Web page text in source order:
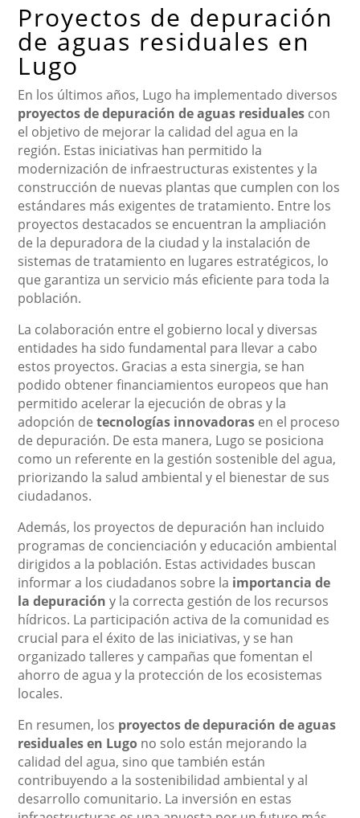
Proyectos de depuración
de aguas residuales en
Lugo
En los últimos años, Lugo ha implementado diversos
proyectos de depuración de aguas residuales con
el objetivo de mejorar la calidad del agua en la
región. Estas iniciativas han permitido la
modernización de infraestructuras existentes y la
construcción de nuevas plantas que cumplen con los
estándares más exigentes de tratamiento. Entre los
proyectos destacados se encuentran la ampliación
de la depuradora de la ciudad y la instalación de
sistemas de tratamiento en lugares estratégicos, lo
que garantiza un servicio más eficiente para toda la
población.
La colaboración entre el gobierno local y diversas
entidades ha sido fundamental para llevar a cabo
estos proyectos. Gracias a esta sinergia, se han
podido obtener financiamientos europeos que han
permitido acelerar la ejecución de obras y la
adopción detecnologías innovadoras en el proceso
de depuración. De esta manera, Lugo se posiciona
como un referente en la gestión sostenible del agua,
priorizando la salud ambiental y el bienestar de sus
ciudadanos.
Además, los proyectos de depuración han incluido
programas de concienciación y educación ambiental
dirigidos a la población. Estas actividades buscan
informar a los ciudadanos sobre la importancia de
la depuración y la correcta gestión de los recursos
hídricos. La participación activa de la comunidad es
crucial para el éxito de las iniciativas, y se han
organizado talleres y campañas que fomentan el
ahorro de agua y la protección de los ecosistemas
locales.
En resumen, los proyectos de depuración de aguas
residuales en Lugo no solo están mejorando la
calidad del agua, sino que también están
contribuyendo a la sostenibilidad ambiental y al
desarrollo comunitario. La inversión en estas